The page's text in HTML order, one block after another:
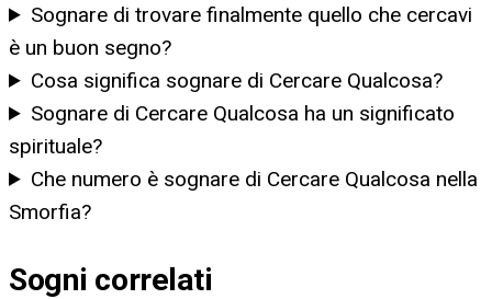
Sognare di trovare finalmente quello che cercavi
è un buon segno?
Cosa significa sognare di Cercare Qualcosa?
Sognare di Cercare Qualcosa ha un significato
spirituale?
Che numero è sognare di Cercare Qualcosa nella
Smorfia?
Sogni correlati